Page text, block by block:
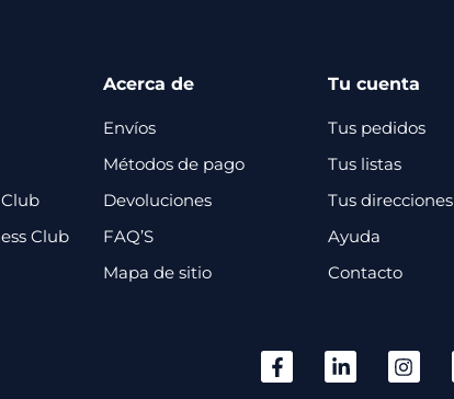
Club
Acerca de
Envíos
Métodos de pago
Devoluciones
FAQ’S
Mapa de sitio
Tu cuenta
Tus pedidos
Tus listas
Tus direcciones
Ayuda
Contacto